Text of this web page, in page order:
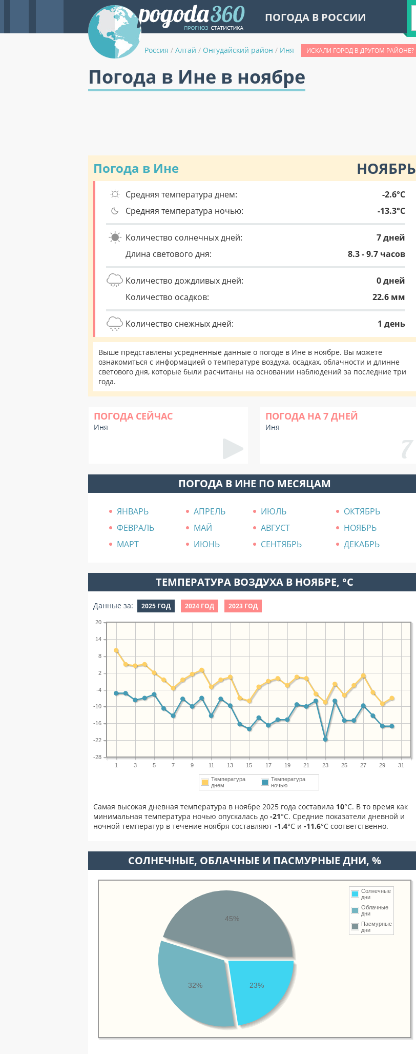
ПОГОДА В РОССИИ
Россия / Алтай / Онгудайский район / Иня ИСКАЛИ ГОРОД В ДРУГОМ РАЙОНЕ?
Погода в Ине в ноябре
Погода в Ине НОЯБРЬ
Средняя температура днем:
-2.6°C
Средняя температура ночью:
-13.3°C
Количество солнечных дней:
7 дней
Длина светового дня:
8.3 - 9.7 часов
Количество дождливых дней:
0 дней
Количество осадков:
22.6 мм
Количество снежных дней: 1 день
Выше представлены усредненные данные о погоде в Ине в ноябре. Вы можете
ознакомиться с информацией о температуре воздуха, осадках, облачности и длинне
светового дня, которые были расчитаны на основании наблюдений за последние три
года.
ПОГОДА СЕЙЧАС
Иня
ПОГОДА НА 7 ДНЕЙ
Иня
ПОГОДА В ИНЕ ПО МЕСЯЦАМ
ЯНВАРЬ АПРЕЛЬ ИЮЛЬ
ОКТЯБРЬ
ФЕВРАЛЬ
МАЙ АВГУСТ
НОЯБРЬ
МАРТ
ИЮНЬ СЕНТЯБРЬ ДЕКАБРЬ
ТЕМПЕРАТУРА ВОЗДУХА В НОЯБРЕ, °C
Данные за: 2025 ГОД 2024 ГОД 2023 ГОД
1 3 5 7 9 11 13 15 17 19 21 23 25 27 29 31
-28
-22
-16
-10
-4
2
8
14
20
Температура
днем
Температура
ночью
Самая высокая дневная температура в ноябре 2025 года составила 10°С. В то время как
минимальная температура ночью опускалась до -21°C. Средние показатели дневной и
ночной температур в течение ноября составляют -1.4°С и -11.6°С соответственно.
CОЛНЕЧНЫЕ, ОБЛАЧНЫЕ И ПАСМУРНЫЕ ДНИ, %
Солнечные
дни
Облачные
дни
Пасмурные
дни
23%
32%
45%